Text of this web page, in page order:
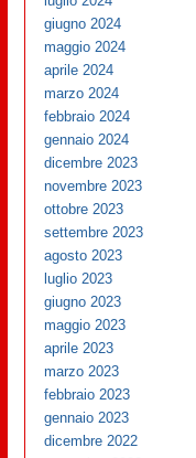
giugno 2024
maggio 2024
aprile 2024
marzo 2024
febbraio 2024
gennaio 2024
dicembre 2023
novembre 2023
ottobre 2023
settembre 2023
agosto 2023
luglio 2023
giugno 2023
maggio 2023
aprile 2023
marzo 2023
febbraio 2023
gennaio 2023
dicembre 2022